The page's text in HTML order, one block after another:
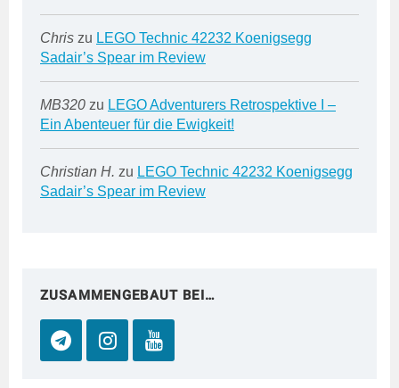
Chris zu LEGO Technic 42232 Koenigsegg
Sadair’s Spear im Review
MB320 zu LEGO Adventurers Retrospektive I –
Ein Abenteuer für die Ewigkeit!
Christian H. zu LEGO Technic 42232 Koenigsegg
Sadair’s Spear im Review
ZUSAMMENGEBAUT BEI…